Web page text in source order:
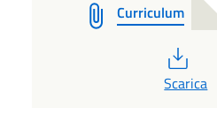
Curriculum
PDF
Scarica